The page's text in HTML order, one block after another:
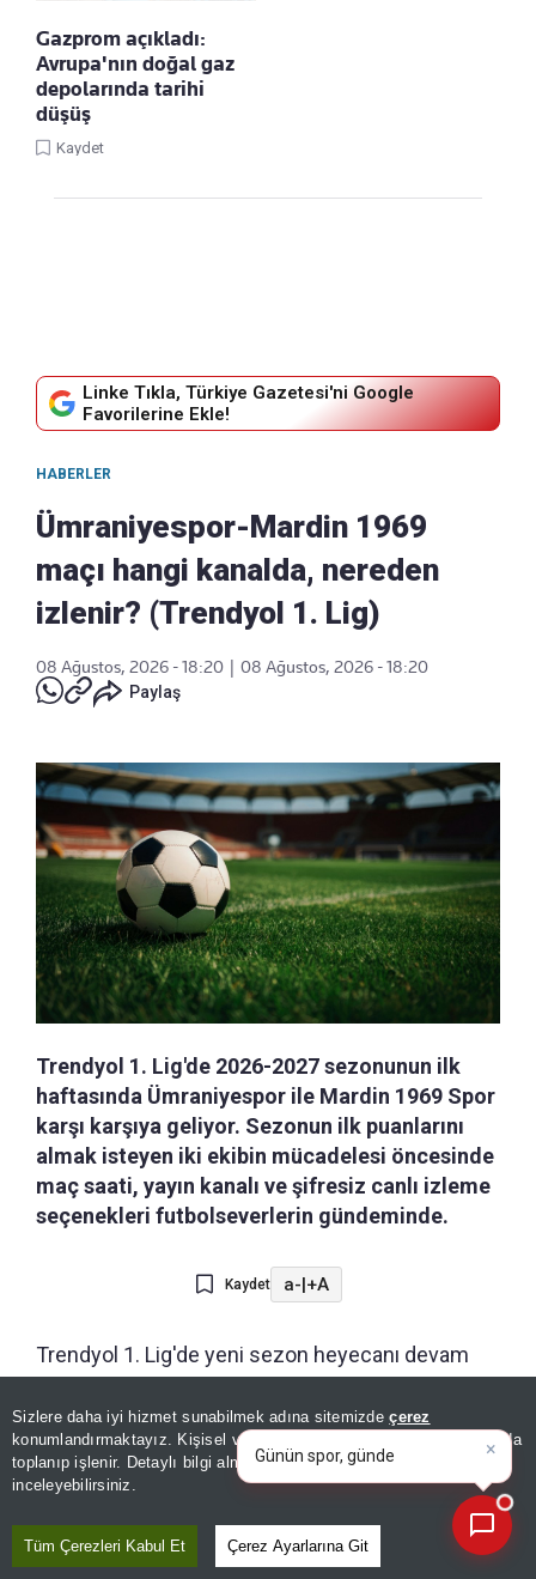
Sizlere daha iyi hizmet sunabilmek adına sitemizdeçerez
konumlandırmaktayız. Kişisel verileriniz, KVKK ve GDPR kapsamında
toplanıp işlenir. Detaylı bilgi almak içinAydınlatma Metnimizi
inceleyebilirsiniz.
Tüm Çerezleri Kabul Et Çerez Ayarlarına Git
Gazprom açıkladı:
Avrupa'nın doğal gaz
depolarında tarihi
düşüş
Kaydet
Linke Tıkla, Türkiye Gazetesi'ni Google
Favorilerine Ekle!
HABERLER
Ümraniyespor-Mardin 1969
maçı hangi kanalda, nereden
izlenir? (Trendyol 1. Lig)
08 Ağustos, 2026 - 18:20
08 Ağustos, 2026 - 18:20
Paylaş
Trendyol 1. Lig'de 2026-2027 sezonunun ilk
haftasında Ümraniyespor ile Mardin 1969 Spor
karşı karşıya geliyor. Sezonun ilk puanlarını
almak isteyen iki ekibin mücadelesi öncesinde
maç saati, yayın kanalı ve şifresiz canlı izleme
seçenekleri futbolseverlerin gündeminde.
Kaydet a-|+A
Trendyol 1. Lig'de yeni sezon heyecanı devam
biri İstanbul'da oynanacak. Ümraniyespor, ligin ilk
haftasında Mardin 1969 Spor'u sahasında
ağırlayacak. Saat 19.00'da başlayacak mücadeleyi
takip etmek isteyen futbolseverler
"Ümraniyespor-Mardin 1969 maçı hangi kanalda,
Günün spor, gündem ve
ekonomi gelişmelerini analiz
edin!|